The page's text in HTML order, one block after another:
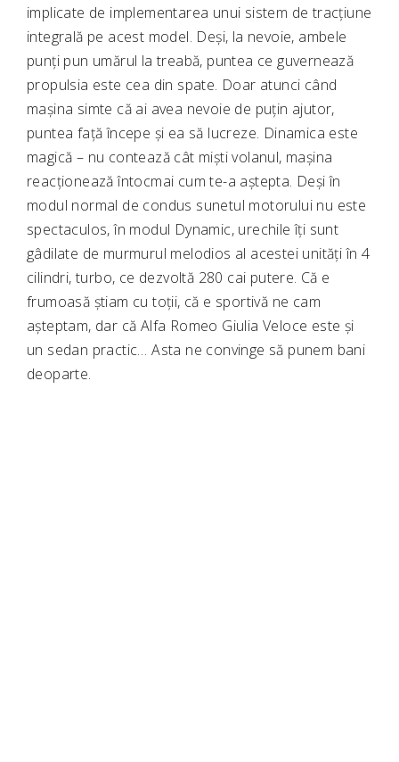
implicate de implementarea unui sistem de tracțiune
integrală pe acest model. Deși, la nevoie, ambele
punți pun umărul la treabă, puntea ce guvernează
propulsia este cea din spate. Doar atunci când
mașina simte că ai avea nevoie de puțin ajutor,
puntea față începe și ea să lucreze. Dinamica este
magică – nu contează cât miști volanul, mașina
reacționează întocmai cum te-a aștepta. Deși în
modul normal de condus sunetul motorului nu este
spectaculos, în modul Dynamic, urechile îți sunt
gâdilate de murmurul melodios al acestei unități în 4
cilindri, turbo, ce dezvoltă 280 cai putere. Că e
frumoasă știam cu toții, că e sportivă ne cam
așteptam, dar că Alfa Romeo Giulia Veloce este și
un sedan practic… Asta ne convinge să punem bani
deoparte.